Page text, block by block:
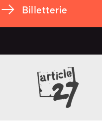
Billetterie